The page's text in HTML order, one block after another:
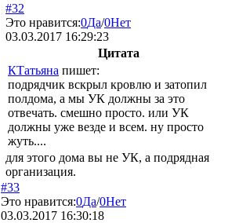
#32
Это нравится:0Да/0Нет
03.03.2017 16:29:23
Цитата
КТатьяна пишет:
подрядчик вскрыл кровлю и затопил
полдома, а мы УК должны за это
отвечать. смешно просто. или УК
должны уже везде и всем. ну просто
жуть....
для этого дома вы не УК, а подрядная
организация.
#33
Это нравится:0Да/0Нет
03.03.2017 16:30:18